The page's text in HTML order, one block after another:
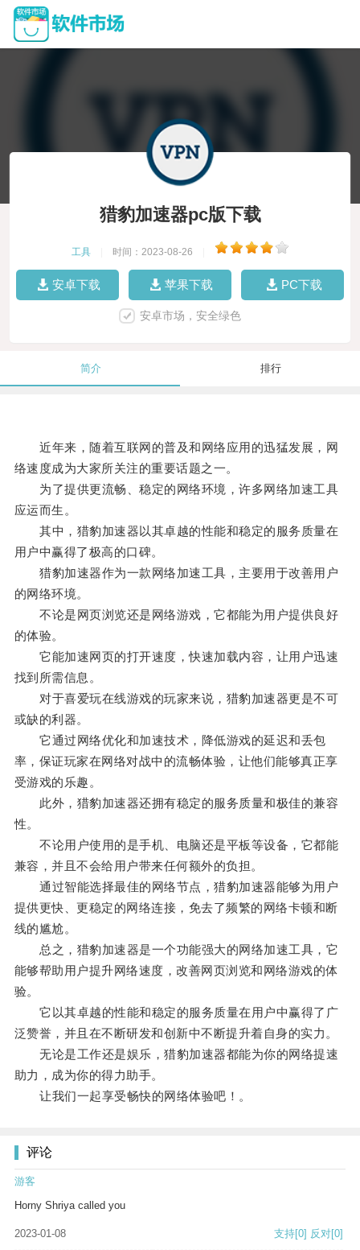
猎豹加速器pc版下载
工具 时间：2023-08-26
安卓下载 苹果下载 PC下载
安卓市场，安全绿色
简介 排行
近年来，随着互联网的普及和网络应用的迅猛发展，网
络速度成为大家所关注的重要话题之一。
为了提供更流畅、稳定的网络环境，许多网络加速工具
应运而生。
其中，猎豹加速器以其卓越的性能和稳定的服务质量在
用户中赢得了极高的口碑。
猎豹加速器作为一款网络加速工具，主要用于改善用户
的网络环境。
不论是网页浏览还是网络游戏，它都能为用户提供良好
的体验。
它能加速网页的打开速度，快速加载内容，让用户迅速
找到所需信息。
对于喜爱玩在线游戏的玩家来说，猎豹加速器更是不可
或缺的利器。
它通过网络优化和加速技术，降低游戏的延迟和丢包
率，保证玩家在网络对战中的流畅体验，让他们能够真正享
受游戏的乐趣。
此外，猎豹加速器还拥有稳定的服务质量和极佳的兼容
性。
不论用户使用的是手机、电脑还是平板等设备，它都能
兼容，并且不会给用户带来任何额外的负担。
通过智能选择最佳的网络节点，猎豹加速器能够为用户
提供更快、更稳定的网络连接，免去了频繁的网络卡顿和断
线的尴尬。
总之，猎豹加速器是一个功能强大的网络加速工具，它
能够帮助用户提升网络速度，改善网页浏览和网络游戏的体
验。
它以其卓越的性能和稳定的服务质量在用户中赢得了广
泛赞誉，并且在不断研发和创新中不断提升着自身的实力。
无论是工作还是娱乐，猎豹加速器都能为你的网络提速
助力，成为你的得力助手。
让我们一起享受畅快的网络体验吧！。
评论
游客
Horny Shriya called you
2023-01-08 支持[0] 反对[0]